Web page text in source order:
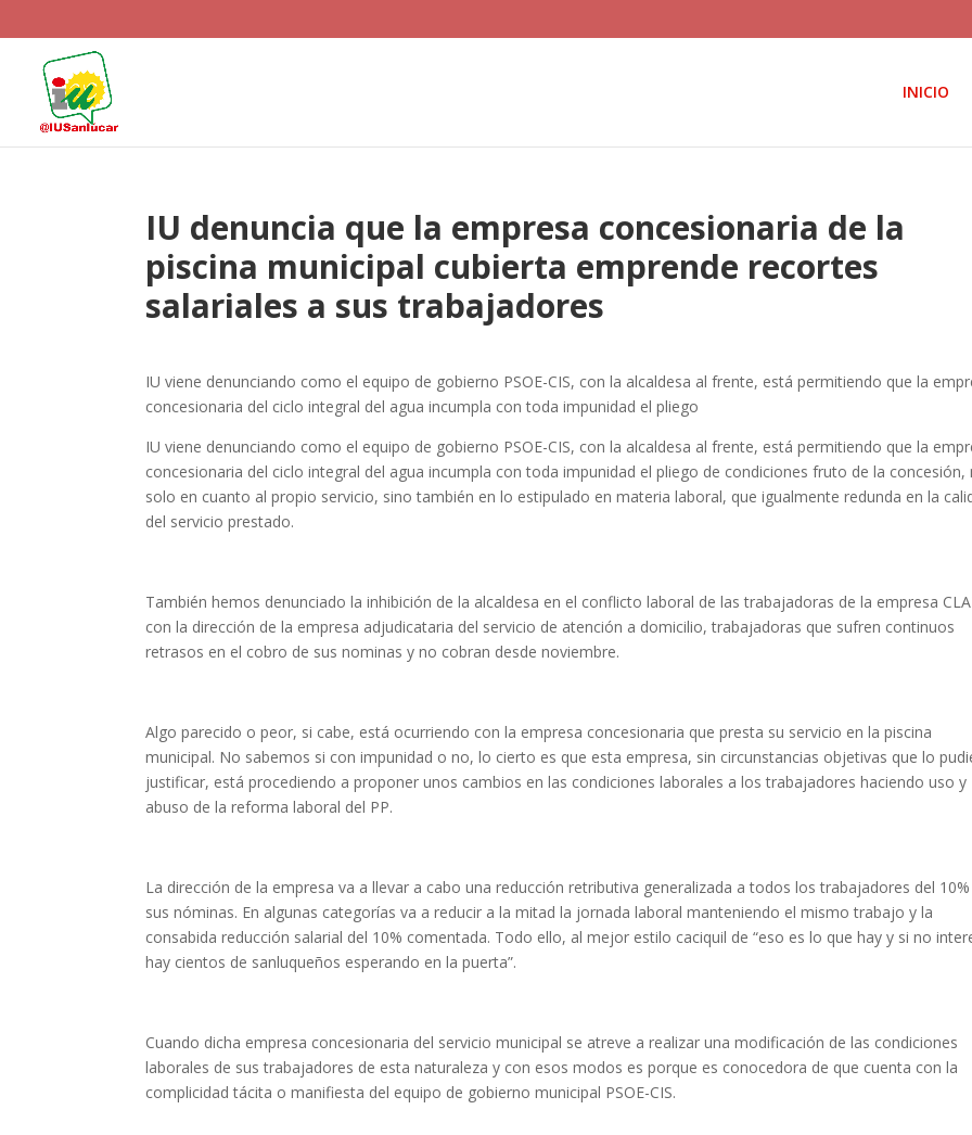
INICIO
IU denuncia que la empresa concesionaria de la
piscina municipal cubierta emprende recortes
salariales a sus trabajadores
IU viene denunciando como el equipo de gobierno PSOE-CIS, con la alcaldesa al frente, está permitiendo que la
concesionaria del ciclo integral del agua incumpla con toda impunidad el pliego
IU viene denunciando como el equipo de gobierno PSOE-CIS, con la alcaldesa al frente, está permitiendo que la
concesionaria del ciclo integral del agua incumpla con toda impunidad el pliego de condiciones fruto de la concesión,
solo en cuanto al propio servicio, sino también en lo estipulado en materia laboral, que igualmente redunda en la
del servicio prestado.
También hemos denunciado la inhibición de la alcaldesa en el conflicto laboral de las trabajadoras de la empresa
con la dirección de la empresa adjudicataria del servicio de atención a domicilio, trabajadoras que sufren continuos
retrasos en el cobro de sus nominas y no cobran desde noviembre.
Algo parecido o peor, si cabe, está ocurriendo con la empresa concesionaria que presta su servicio en la piscina
municipal. No sabemos si con impunidad o no, lo cierto es que esta empresa, sin circunstancias objetivas que lo
justificar, está procediendo a proponer unos cambios en las condiciones laborales a los trabajadores haciendo uso y
abuso de la reforma laboral del PP.
La dirección de la empresa va a llevar a cabo una reducción retributiva generalizada a todos los trabajadores del
sus nóminas. En algunas categorías va a reducir a la mitad la jornada laboral manteniendo el mismo trabajo y la
consabida reducción salarial del 10% comentada. Todo ello, al mejor estilo caciquil de “eso es lo que hay y si no
hay cientos de sanluqueños esperando en la puerta”.
Cuando dicha empresa concesionaria del servicio municipal se atreve a realizar una modificación de las condiciones
laborales de sus trabajadores de esta naturaleza y con esos modos es porque es conocedora de que cuenta con la
complicidad tácita o manifiesta del equipo de gobierno municipal PSOE-CIS.